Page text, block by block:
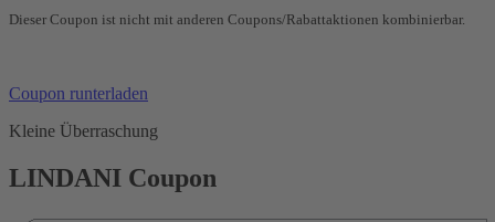
Dieser Coupon ist nicht mit anderen Coupons/Rabattaktionen kombinierbar.
Coupon runterladen
Kleine Überraschung
LINDANI Coupon